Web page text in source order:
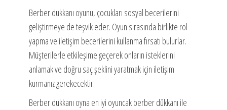
Berber dükkanı oyunu, çocukları sosyal becerilerini
geliştirmeye de teşvik eder. Oyun sırasında birlikte rol
yapma ve iletişim becerilerini kullanma fırsatı bulurlar.
Müşterilerle etkileşime geçerek onların isteklerini
anlamak ve doğru saç şeklini yaratmak için iletişim
kurmanız gerekecektir.
Berber dükkanı oyna en iyi oyuncak berber dükkanı ile